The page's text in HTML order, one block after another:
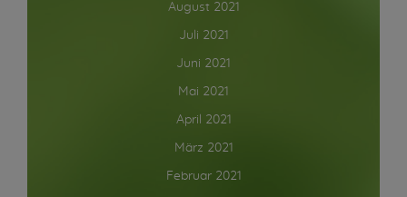
August 2021
Juli 2021
Juni 2021
Mai 2021
April 2021
März 2021
Februar 2021